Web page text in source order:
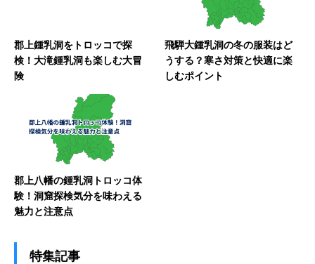
郡上鍾乳洞をトロッコで探
検！大滝鍾乳洞も楽しむ大冒
険
飛騨大鍾乳洞の冬の服装はど
うする？寒さ対策と快適に楽
しむポイント
郡上八幡の鍾乳洞トロッコ体
験！洞窟探検気分を味わえる
魅力と注意点
特集記事